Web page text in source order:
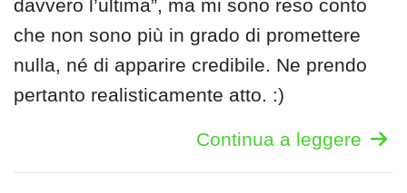
davvero l’ultima”, ma mi sono reso conto
che non sono più in grado di promettere
nulla, né di apparire credibile. Ne prendo
pertanto realisticamente atto. :)
Continua a leggere